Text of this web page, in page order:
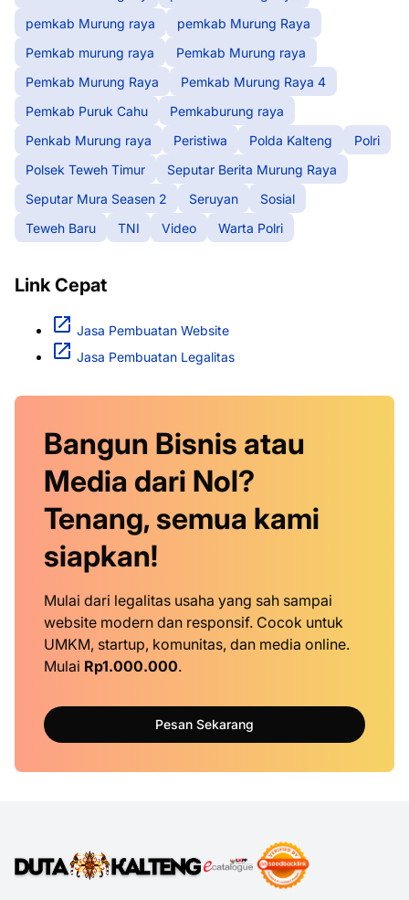
pemkab Murung raya
pemkab Murung Raya
Pemkab murung raya
Pemkab Murung raya
Pemkab Murung Raya
Pemkab Murung Raya 4
Pemkab Puruk Cahu
Pemkaburung raya
Penkab Murung raya
Peristiwa Polda Kalteng
Polri
Polsek Teweh Timur
Seputar Berita Murung Raya
Seputar Mura Seasen 2
Seruyan
Sosial
Teweh Baru
TNI Video Warta Polri
Link Cepat
Jasa Pembuatan Website
Jasa Pembuatan Legalitas
Bangun Bisnis atau
Media dari Nol?
Tenang, semua kami
siapkan!
Mulai dari legalitas usaha yang sah sampai
website modern dan responsif. Cocok untuk
UMKM, startup, komunitas, dan media online.
Mulai Rp1.000.000.
Pesan Sekarang